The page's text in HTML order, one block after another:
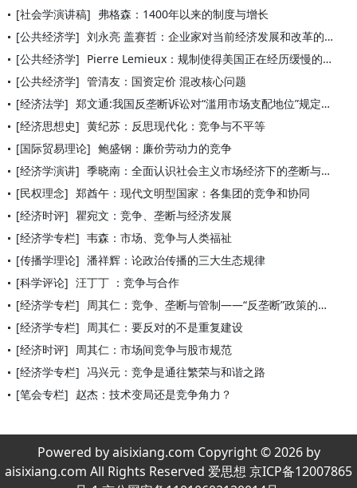
[社会学演讲稿] 弗格森：1400年以来的制度与增长
[公共经济学] 刘永亮 盖赛哲：企业家对当前经济发展和改革的意见和建议
[公共经济学] Pierre Lemieux：规制使得美国正在经历缓慢的崩溃
[公共经济学] 管清友：国资定价 混改核心问题
[经济法学] 郑文通:我国反垄断诉讼对“滥用市场支配地位”规定的误读
[经济思想史] 黄纪苏：反思现代化：竞争与不平等
[国际贸易理论] 鲍盛钢：廉价劳动力的竞争
[经济学演讲] 季晓南：全面认识社会主义市场经济下的垄断与竞争
[民权理念] 郑酋午：现代文明型国家：各集团的竞争和协同
[经济时评] 瞿宛文：竞争、垄断与经济发展
[经济学专栏] 韦森：市场、竞争与人类福祉
[传播学理论] 潘祥辉：论政治传播的三大生态规律
[科学评论] 汪丁丁 ：竞争与合作
[经济学专栏] 周其仁：竞争、垄断与管制——“反垄断”政策的背景报告
[经济学专栏] 周其仁：要反对的不是重复建设
[经济时评] 周其仁：市场间竞争与股市规范
[经济学专栏] 冯兴元：竞争是通往繁荣与和谐之路
[笔会专栏] 赵杰：技术变局还是竞争角力？
Powered by aisixiang.com Copyright © 2026 by
aisixiang.com All Rights Reserved 爱思想 京ICP备12007865